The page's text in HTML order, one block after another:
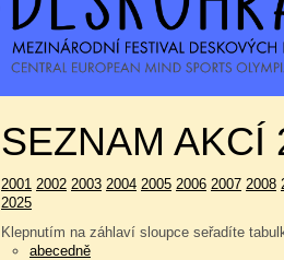
SEZNAM AKCÍ
2001 2002 2003 2004 2005 2006 2007 2008
2025
Klepnutím na záhlaví sloupce seřadíte
abecedně